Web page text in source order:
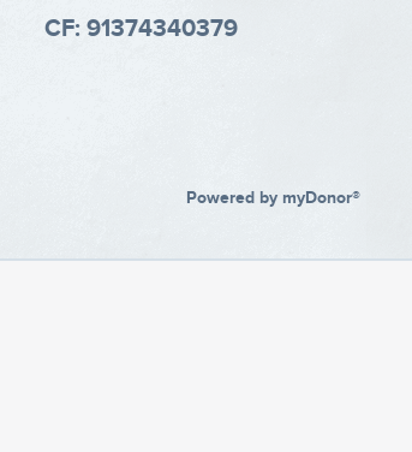
CF: 91374340379
Powered by myDonor®